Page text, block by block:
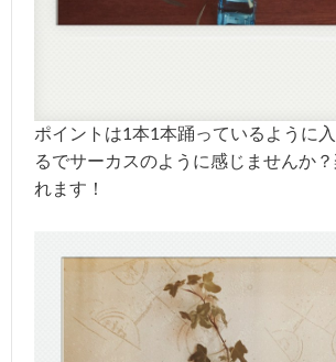
ポイントは1本1本踊っているように
るでサーカスのように感じませんか
れます！